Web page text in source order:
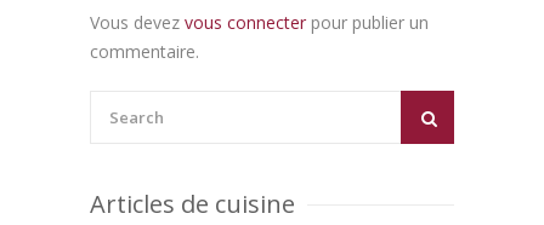
Vous devez vous connecter pour publier un
commentaire.
Articles de cuisine